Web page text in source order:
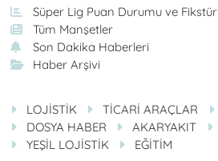
Süper Lig Puan Durumu ve Fikstür
Tüm Manşetler
Son Dakika Haberleri
Haber Arşivi
LOJİSTİK TİCARİ ARAÇLAR
DOSYA HABER
AKARYAKIT
YEŞİL LOJİSTİK
EĞİTİM